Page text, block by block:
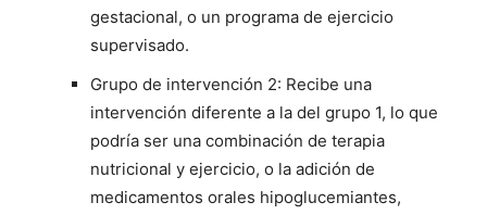
gestacional, o un programa de ejercicio
supervisado.
Grupo de intervención 2: Recibe una
intervención diferente a la del grupo 1, lo que
podría ser una combinación de terapia
nutricional y ejercicio, o la adición de
medicamentos orales hipoglucemiantes,